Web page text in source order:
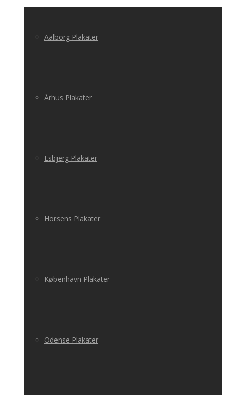
Aalborg Plakater
Århus Plakater
Esbjerg Plakater
Horsens Plakater
København Plakater
Odense Plakater